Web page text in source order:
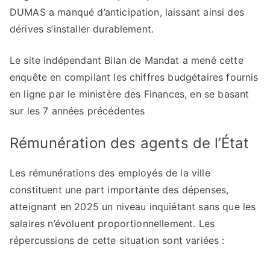
DUMAS a manqué d’anticipation, laissant ainsi des
dérives s’installer durablement.
Le site indépendant Bilan de Mandat a mené cette
enquête en compilant les chiffres budgétaires fournis
en ligne par le ministère des Finances, en se basant
sur les 7 années précédentes
Rémunération des agents de l’État
Les rémunérations des employés de la ville
constituent une part importante des dépenses,
atteignant en 2025 un niveau inquiétant sans que les
salaires n’évoluent proportionnellement. Les
répercussions de cette situation sont variées :